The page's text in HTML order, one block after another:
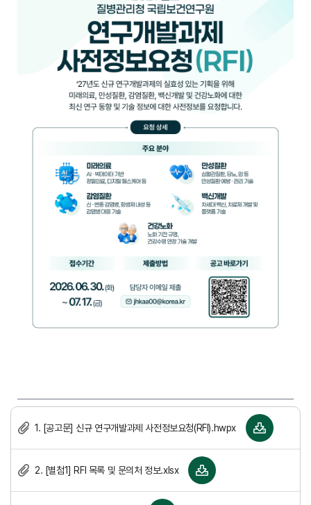
1. [공고문] 신규 연구개발과제 사전정보요청(RFI).hwpx
2. [별첨1] RFI 목록 및 문의처 정보.xlsx